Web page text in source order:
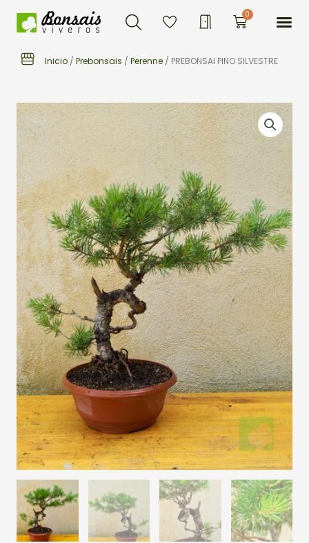
Buscar 0Carrito
Inicio / Prebonsais / Perenne / PREBONSAI PINO SILVESTRE